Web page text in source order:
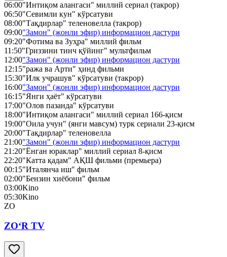
06:00"Интиқом алангаси" миллий cериал (такрор)
06:50"Севимли кун" кўрсатуви
08:00"Тақдирлар" теленовелла (такрор)
09:00"Замон" (жонли эфир) информацион дастури
09:20"Фотима ва Зуҳра" миллий фильм
11:50"Гриззини тинч қўйинг" мультфильм
12:00"Замон" (жонли эфир) информацион дастури
12:15"ража ва Арти" ҳинд фильми
15:30"Илк учрашув" кўрсатуви (такрор)
16:00"Замон" (жонли эфир) информацион дастури
16:15"Янги ҳаёт" кўрсатуви
17:00"Олов пазанда" кўрсатуви
18:00"Интиқом алангаси" миллий сериал 166-қисм
19:00"Оила учун" (янги мавсум) турк сериали 23-қисм
20:00"Тақдирлар" теленовелла
21:00"Замон" (жонли эфир) информацион дастури
21:20"Ёнган юраклар" миллий сериал 8-қисм
22:20"Катта қадам" АҚШ фильми (премьера)
00:15"Италянча иш" фильм
02:00"Бензин хиёбони" фильм
03:00Kino
05:30Kino
ZO
ZO‘R TV